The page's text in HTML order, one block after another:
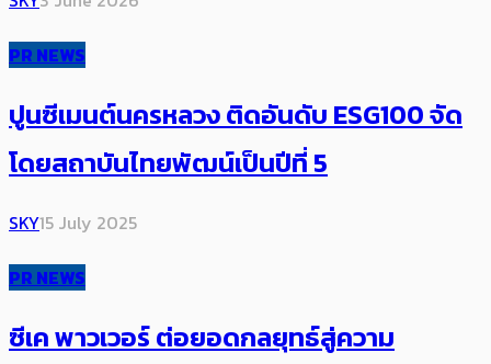
PR NEWS
ปูนซีเมนต์นครหลวง ติดอันดับ ESG100 จัด
โดยสถาบันไทยพัฒน์เป็นปีที่ 5
SKY15 July 2025
PR NEWS
ซีเค พาวเวอร์ ต่อยอดกลยุทธ์สู่ความ